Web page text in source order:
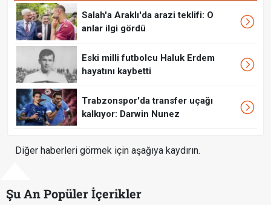
Salah'a Araklı'da arazi teklifi: O
anlar ilgi gördü
Eski milli futbolcu Haluk Erdem
hayatını kaybetti
Trabzonspor'da transfer uçağı
kalkıyor: Darwin Nunez
Diğer haberleri görmek için aşağıya kaydırın.
Şu An Popüler İçerikler